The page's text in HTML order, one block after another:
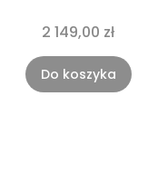
2 149,00 zł
Do koszyka